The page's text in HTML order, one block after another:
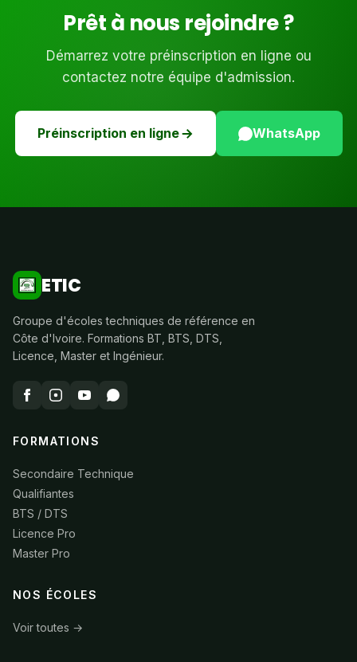
Prêt à nous rejoindre ?
Démarrez votre préinscription en ligne ou
contactez notre équipe d'admission.
Préinscription en ligne WhatsApp
ETIC
Groupe d'écoles techniques de référence en
Côte d'Ivoire. Formations BT, BTS, DTS,
Licence, Master et Ingénieur.
FORMATIONS
Secondaire Technique
Qualifiantes
BTS / DTS
Licence Pro
Master Pro
NOS ÉCOLES
Voir toutes →